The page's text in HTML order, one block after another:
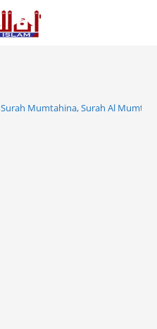
Surah Mumtahina, Surah Al